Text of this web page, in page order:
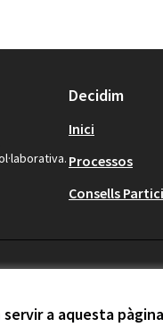
a aquesta
Decidim
Inici
Processos
Consells